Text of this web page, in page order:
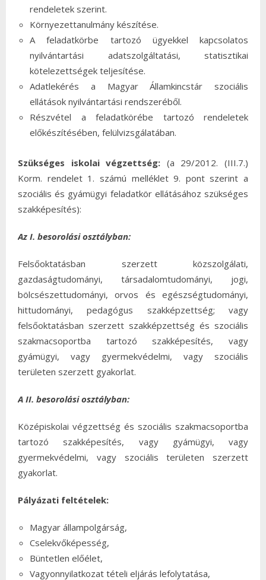
rendeletek szerint.
Környezettanulmány készítése.
A feladatkörbe tartozó ügyekkel kapcsolatos
nyilvántartási adatszolgáltatási, statisztikai
kötelezettségek teljesítése.
Adatlekérés a Magyar Államkincstár szociális
ellátások nyilvántartási rendszeréből.
Részvétel a feladatkörébe tartozó rendeletek
előkészítésében, felülvizsgálatában.
Szükséges iskolai végzettség: (a 29/2012. (III.7.)
Korm. rendelet 1. számú melléklet 9. pont szerint a
szociális és gyámügyi feladatkör ellátásához szükséges
szakképesítés):
Az I. besorolási osztályban:
Felsőoktatásban szerzett közszolgálati,
gazdaságtudományi, társadalomtudományi, jogi,
bölcsészettudományi, orvos és egészségtudományi,
hittudományi, pedagógus szakképzettség; vagy
felsőoktatásban szerzett szakképzettség és szociális
szakmacsoportba tartozó szakképesítés, vagy
gyámügyi, vagy gyermekvédelmi, vagy szociális
területen szerzett gyakorlat.
A II. besorolási osztályban:
Középiskolai végzettség és szociális szakmacsoportba
tartozó szakképesítés, vagy gyámügyi, vagy
gyermekvédelmi, vagy szociális területen szerzett
gyakorlat.
Pályázati feltételek:
Magyar állampolgárság,
Cselekvőképesség,
Büntetlen előélet,
Vagyonnyilatkozat tételi eljárás lefolytatása,